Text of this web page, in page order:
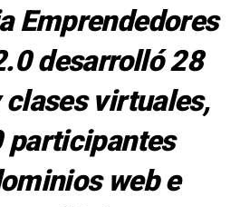
Emprendedores
desarrolló 28
virtuales,
participantes
web e